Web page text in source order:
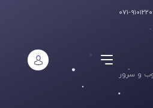
وب و سرور